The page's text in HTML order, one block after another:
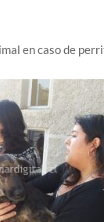
en caso de